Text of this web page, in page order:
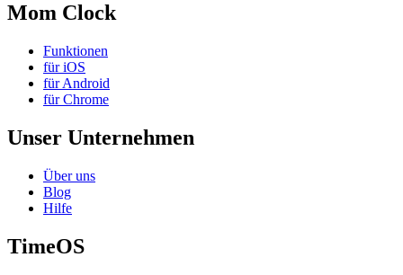
Mom Clock
Funktionen
für iOS
für Android
für Chrome
Unser Unternehmen
Über uns
Blog
Hilfe
TimeOS